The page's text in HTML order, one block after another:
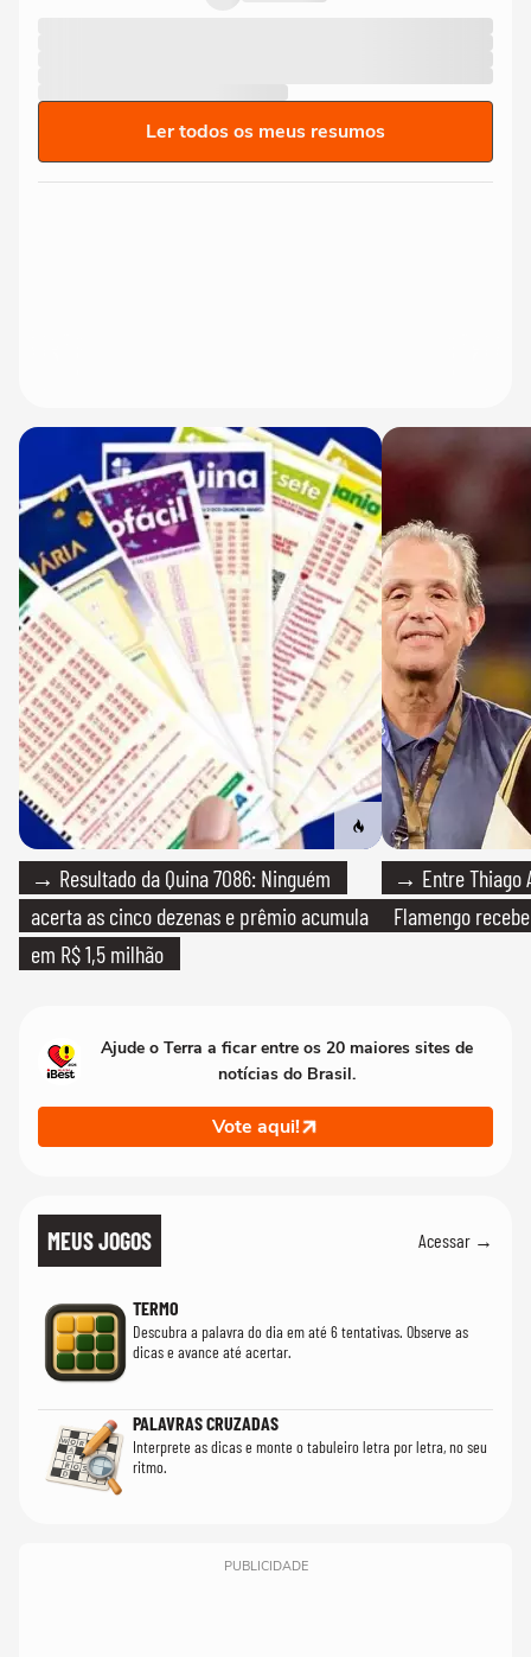
Ler todos os meus resumos
→ Resultado da Quina 7086: Ninguém
acerta as cinco dezenas e prêmio acumula
em R$ 1,5 milhão
→ Entre Thiago
Flamengo
Ajude o Terra a ficar entre os 20 maiores sites de
notícias do Brasil.
Vote aqui!
MEUS JOGOS Acessar →
TERMO
Descubra a palavra do dia em até 6 tentativas. Observe as
dicas e avance até acertar.
PALAVRAS CRUZADAS
Interprete as dicas e monte o tabuleiro letra por letra, no seu
ritmo.
PUBLICIDADE